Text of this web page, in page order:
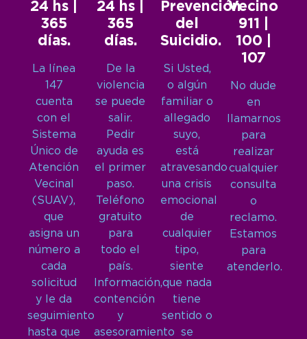
24 hs |
365
días.
La línea
147
cuenta
con el
Sistema
Único de
Atención
Vecinal
(SUAV),
que
asigna un
número a
cada
solicitud
y le da
seguimiento
hasta que
24 hs |
365
días.
De la
violencia
se puede
salir.
Pedir
ayuda es
el primer
paso.
Teléfono
gratuito
para
todo el
país.
Información,
contención
y
asesoramiento
Prevención
del
Suicidio.
Si Usted,
o algún
familiar o
allegado
suyo,
está
atravesando
una crisis
emocional
de
cualquier
tipo,
siente
que nada
tiene
sentido o
se
Vecino
911 |
100 |
107
No dude
en
llamarnos
para
realizar
cualquier
consulta
o
reclamo.
Estamos
para
atenderlo.